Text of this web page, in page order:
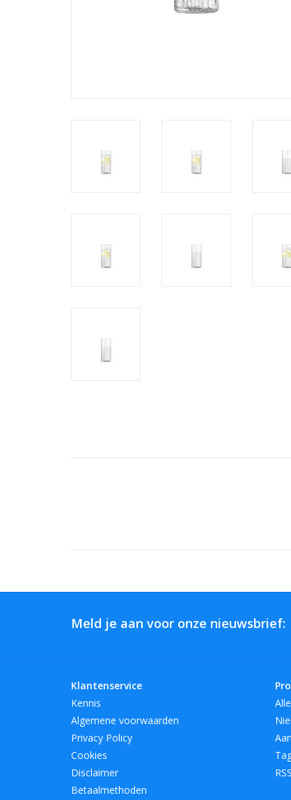
Meld je aan voor onze nieuwsbrief:
Klantenservice
Kennis
Algemene voorwaarden
Privacy Policy
Cookies
Disclaimer
Betaalmethoden